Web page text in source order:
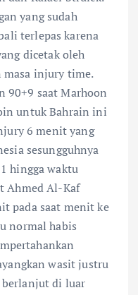
yang sudah
terlepas karena
dicetak oleh
injury time.
90+9 saat Marhoon
untuk Bahrain ini
6 menit yang
sesungguhnya
hingga waktu
Ahmed Al-Kaf
pada saat menit ke
normal habis
wasit justru
di luar